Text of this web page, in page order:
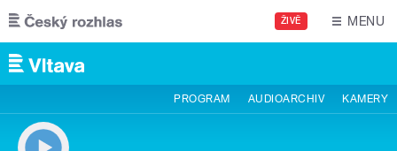
Přejít k hlavnímu obsahu
ŽIVĚ MENU
PROGRAM AUDIOARCHIV KAMERY